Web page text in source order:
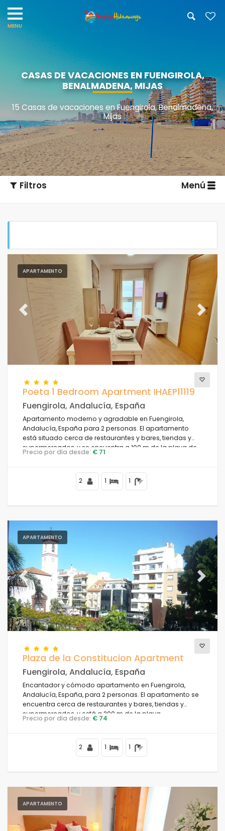
CASAS DE VACACIONES EN FUENGIROLA,
BENALMADENA, MIJAS
15 Casas de vacaciones en Fuengirola, Benalmadena,
Mijas
Filtros Menú
Tipo de alojamiento
Personas
Dormitorios
Su selección(15)
Servicios populares
Condiciones
Opciones
Distancias
Confort
Vistas
APARTAMENTO
Previous Next
Poeta 1 Bedroom Apartment IHAEP11119
Fuengirola, Andalucía, España
Apartamento moderno y agradable en Fuengirola,
Andalucía, España para 2 personas. El apartamento
está situado cerca de restaurantes y bares, tiendas y
supermercados, y se encuentra a 100 m de la playa de
Los Boliches.
Precio por día desde: € 71
2 1 1
APARTAMENTO
Previous Next
Plaza de la Constitucion Apartment
Fuengirola, Andalucía, España
Encantador y cómodo apartamento en Fuengirola,
Andalucía, España, para 2 personas. El apartamento se
encuentra cerca de restaurantes y bares, tiendas y
supermercados, y está a 200 m de la playa.
Precio por día desde: € 74
2 1 1
APARTAMENTO